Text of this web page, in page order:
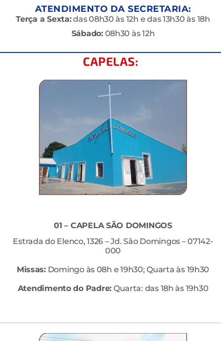
ATENDIMENTO DA SECRETARIA:
Terça a Sexta:das 08h30 às 12h e das 13h30 às 18h
Sábado:08h30 às 12h
CAPELAS:
01 – CAPELA SÃO DOMINGOS
Estrada do Elenco, 1326 – Jd. São Domingos – 07142-
000
Missas:Domingo às 08h e 19h30; Quarta às 19h30
Atendimento do Padre: Quarta: das 18h às 19h30